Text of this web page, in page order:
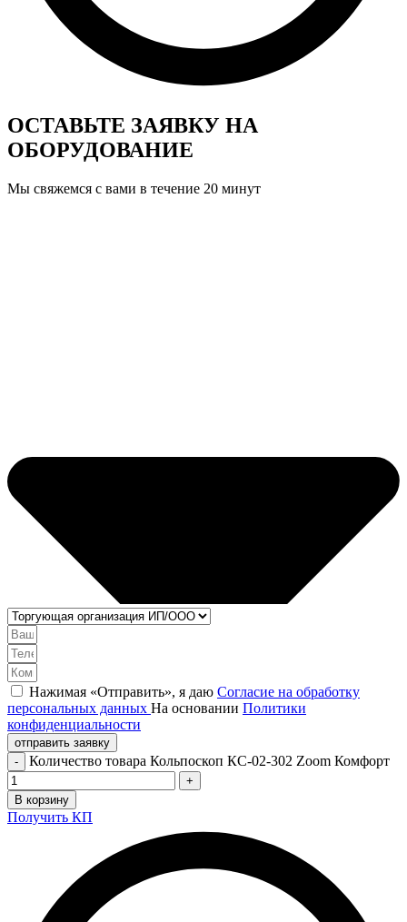
ОСТАВЬТЕ ЗАЯВКУ НА
ОБОРУДОВАНИЕ
Мы свяжемся с вами в течение 20 минут
Нажимая «Отправить», я даю Согласие на обработку
персональных данных На основании Политики
конфиденциальности
отправить заявку
Количество товара Кольпоскоп КС-02-302 Zoom Комфорт
В корзину
Получить КП